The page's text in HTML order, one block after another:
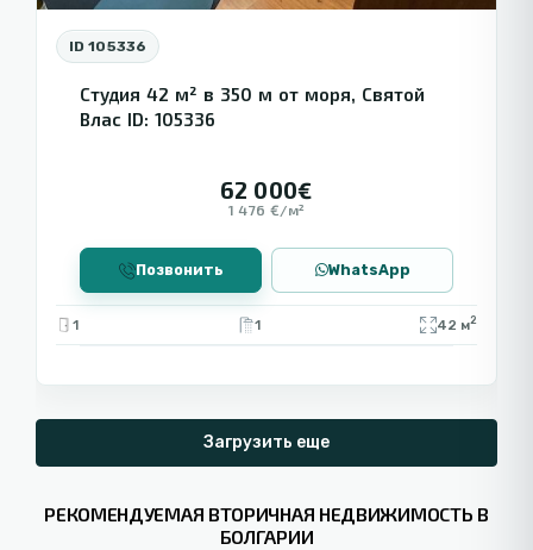
ID 105336
Студия 42 м² в 350 м от моря, Святой
Влас ID: 105336
62 000€
1 476 €/м²
Позвонить WhatsApp
1 1 42 м2
Загрузить еще
РЕКОМЕНДУЕМАЯ ВТОРИЧНАЯ НЕДВИЖИМОСТЬ В
БОЛГАРИИ
Солнечный